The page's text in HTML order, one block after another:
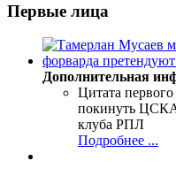
Первые лица
Дополнительная
Цитата
покинуть
клуба РПЛ
Подробнее ...